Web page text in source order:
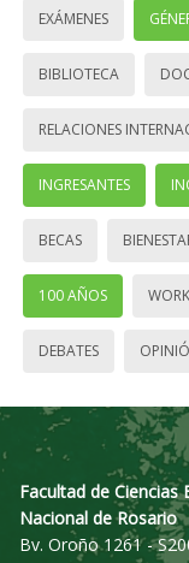
EXÁMENES
BIBLIOTECA
RELACIONES
INGRESANTES
BECAS
100 AÑOS
DEBATES
Facultad de Ciencias
Nacional de Rosario
Bv. Oroño 1261 -